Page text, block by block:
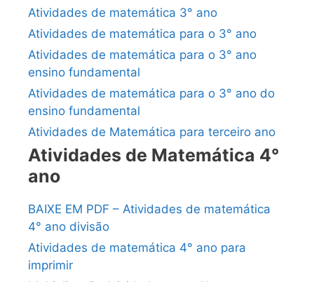
Atividades de matemática 3° ano
Atividades de matemática para o 3° ano
Atividades de matemática para o 3° ano
ensino fundamental
Atividades de matemática para o 3° ano do
ensino fundamental
Atividades de Matemática para terceiro ano
Atividades de Matemática 4°
ano
BAIXE EM PDF – Atividades de matemática
4° ano divisão
Atividades de matemática 4° ano para
imprimir